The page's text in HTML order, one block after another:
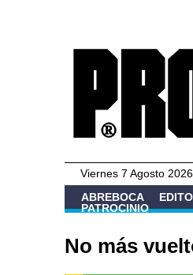
Viernes 7 Agosto 2026
ABREBOCA
PATROCINIO
No más